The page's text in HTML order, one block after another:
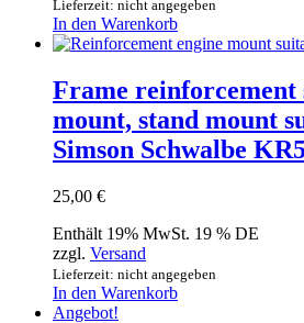
Lieferzeit: nicht angegeben
In den Warenkorb
Frame reinforcement
mount, stand mount
Simson Schwalbe
25,00 €
Enthält 19% MwSt. 19 % DE
zzgl. Versand
Lieferzeit: nicht angegeben
In den Warenkorb
Angebot!